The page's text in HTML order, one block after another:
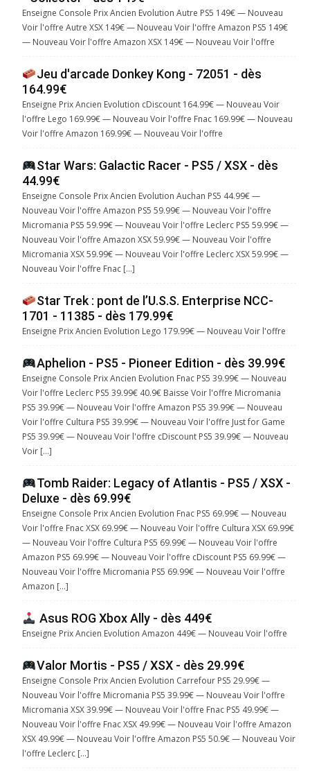
Enseigne Console Prix Ancien Evolution Autre PS5 149€ — Nouveau
Voir l'offre Autre XSX 149€ — Nouveau Voir l'offre Amazon PS5 149€
— Nouveau Voir l'offre Amazon XSX 149€ — Nouveau Voir l'offre
Jeu d'arcade Donkey Kong - 72051 - dès
164.99€
Enseigne Prix Ancien Evolution cDiscount 164.99€ — Nouveau Voir
l'offre Lego 169.99€ — Nouveau Voir l'offre Fnac 169.99€ — Nouveau
Voir l'offre Amazon 169.99€ — Nouveau Voir l'offre
Star Wars: Galactic Racer - PS5 / XSX - dès
44.99€
Enseigne Console Prix Ancien Evolution Auchan PS5 44.99€ —
Nouveau Voir l'offre Amazon PS5 59.99€ — Nouveau Voir l'offre
Micromania PS5 59.99€ — Nouveau Voir l'offre Leclerc PS5 59.99€ —
Nouveau Voir l'offre Amazon XSX 59.99€ — Nouveau Voir l'offre
Micromania XSX 59.99€ — Nouveau Voir l'offre Leclerc XSX 59.99€ —
Nouveau Voir l'offre Fnac […]
Star Trek : pont de l’U.S.S. Enterprise NCC-
1701 - 11385 - dès 179.99€
Enseigne Prix Ancien Evolution Lego 179.99€ — Nouveau Voir l'offre
Aphelion - PS5 - Pioneer Edition - dès 39.99€
Enseigne Console Prix Ancien Evolution Fnac PS5 39.99€ — Nouveau
Voir l'offre Leclerc PS5 39.99€ 40.9€ Baisse Voir l'offre Micromania
PS5 39.99€ — Nouveau Voir l'offre Amazon PS5 39.99€ — Nouveau
Voir l'offre Cultura PS5 39.99€ — Nouveau Voir l'offre Just for Game
PS5 39.99€ — Nouveau Voir l'offre cDiscount PS5 39.99€ — Nouveau
Voir […]
Tomb Raider: Legacy of Atlantis - PS5 / XSX -
Deluxe - dès 69.99€
Enseigne Console Prix Ancien Evolution Fnac PS5 69.99€ — Nouveau
Voir l'offre Fnac XSX 69.99€ — Nouveau Voir l'offre Cultura XSX 69.99€
— Nouveau Voir l'offre Cultura PS5 69.99€ — Nouveau Voir l'offre
Amazon PS5 69.99€ — Nouveau Voir l'offre cDiscount PS5 69.99€ —
Nouveau Voir l'offre Micromania PS5 69.99€ — Nouveau Voir l'offre
Amazon […]
Asus ROG Xbox Ally - dès 449€
Enseigne Prix Ancien Evolution Amazon 449€ — Nouveau Voir l'offre
Valor Mortis - PS5 / XSX - dès 29.99€
Enseigne Console Prix Ancien Evolution Carrefour PS5 29.99€ —
Nouveau Voir l'offre Micromania PS5 39.99€ — Nouveau Voir l'offre
Micromania XSX 39.99€ — Nouveau Voir l'offre Fnac PS5 49.99€ —
Nouveau Voir l'offre Fnac XSX 49.99€ — Nouveau Voir l'offre Amazon
XSX 49.99€ — Nouveau Voir l'offre Amazon PS5 50.9€ — Nouveau Voir
l'offre Leclerc […]